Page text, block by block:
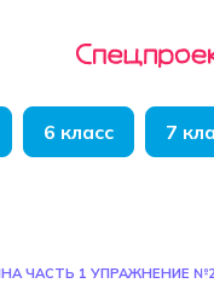
6 класс 7
ЧАСТЬ 1 УПРАЖНЕНИЕ